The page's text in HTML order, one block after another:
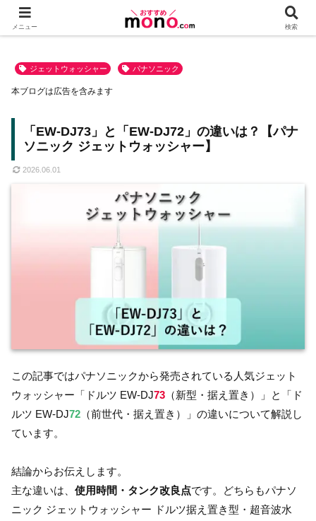
ジェットウォッシャー パナソニック
「EW-DJ73」と「EW-DJ72」の違いは？【パナ
ソニック ジェットウォッシャー】
2026.06.01
本ブログは広告を含みます
この記事ではパナソニックから発売されている人気ジェット
ウォッシャー「ドルツ EW-DJ73 （新型・据え置き）」と「ド
ルツ EW-DJ72 （前世代・据え置き）」の違いについて解説し
ています。
結論からお伝えします。
主な違いは、 使用時間・タンク改良点です。どちらもパナソ
ニック ジェットウォッシャー ドルツ据え置き型・超音波水
メニュー 検索